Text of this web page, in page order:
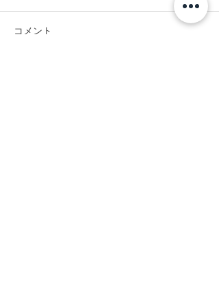
コメント